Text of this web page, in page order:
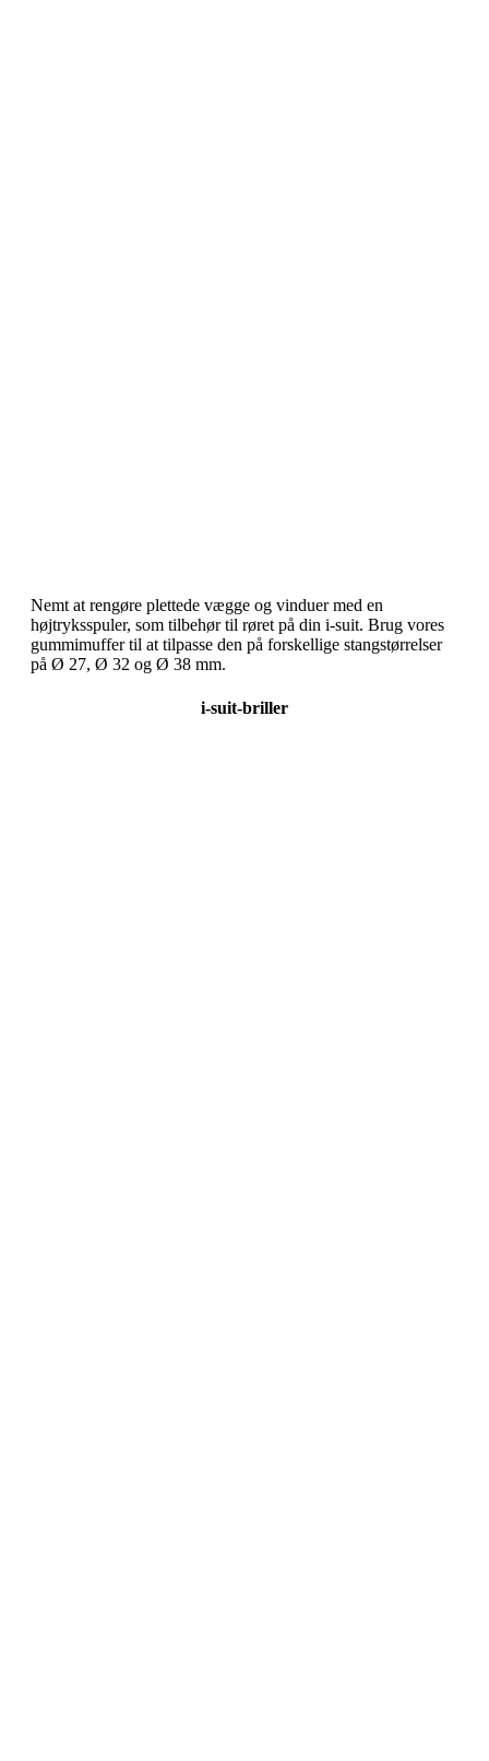
Nemt at rengøre plettede vægge og vinduer med en
højtryksspuler, som tilbehør til røret på din i-suit. Brug vores
gummimuffer til at tilpasse den på forskellige stangstørrelser
på Ø 27, Ø 32 og Ø 38 mm.
i-suit-briller